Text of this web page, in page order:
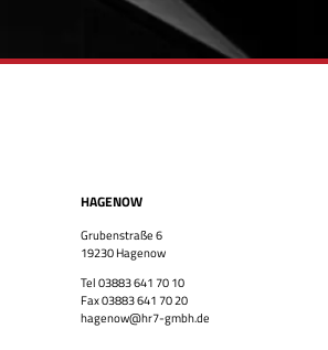
HAGENOW
Grubenstraße 6
19230 Hagenow
Tel 03883 641 70 10
Fax 03883 641 70 20
hagenow@hr7-gmbh.de